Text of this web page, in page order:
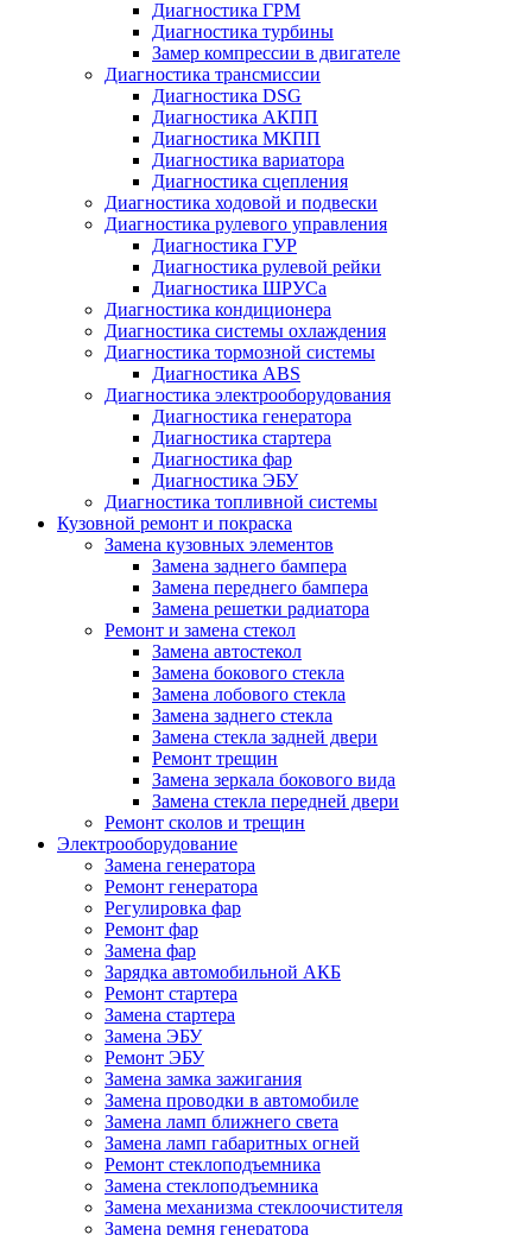
Диагностика ГРМ
Диагностика турбины
Замер компрессии в двигателе
Диагностика трансмиссии
Диагностика DSG
Диагностика АКПП
Диагностика МКПП
Диагностика вариатора
Диагностика сцепления
Диагностика ходовой и подвески
Диагностика рулевого управления
Диагностика ГУР
Диагностика рулевой рейки
Диагностика ШРУСа
Диагностика кондиционера
Диагностика системы охлаждения
Диагностика тормозной системы
Диагностика ABS
Диагностика электрооборудования
Диагностика генератора
Диагностика стартера
Диагностика фар
Диагностика ЭБУ
Диагностика топливной системы
Кузовной ремонт и покраска
Замена кузовных элементов
Замена заднего бампера
Замена переднего бампера
Замена решетки радиатора
Ремонт и замена стекол
Замена автостекол
Замена бокового стекла
Замена лобового стекла
Замена заднего стекла
Замена стекла задней двери
Ремонт трещин
Замена зеркала бокового вида
Замена стекла передней двери
Ремонт сколов и трещин
Электрооборудование
Замена генератора
Ремонт генератора
Регулировка фар
Ремонт фар
Замена фар
Зарядка автомобильной АКБ
Ремонт стартера
Замена стартера
Замена ЭБУ
Ремонт ЭБУ
Замена замка зажигания
Замена проводки в автомобиле
Замена ламп ближнего света
Замена ламп габаритных огней
Ремонт стеклоподъемника
Замена стеклоподъемника
Замена механизма стеклоочистителя
Замена ремня генератора